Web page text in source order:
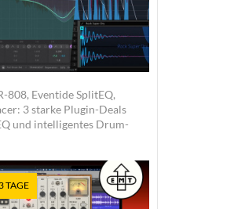
808, Eventide SplitEQ,
3 starke Plugin-Deals
und intelligentes Drum-
TAGE